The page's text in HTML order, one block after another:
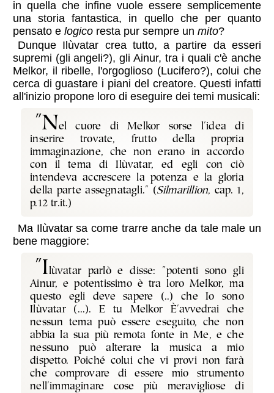
in quella che infine vuole essere semplicemente
una storia fantastica, in quello che per quanto
pensato e logicoresta pur sempre un mito?
Dunque Ilùvatar crea tutto, a partire da esseri
supremi (gli angeli?), gli Ainur, tra i quali c'è anche
Melkor, il ribelle, l'orgoglioso (Lucifero?), colui che
cerca di guastare i piani del creatore. Questi infatti
all'inizio propone loro di eseguire dei temi musicali:
"nel cuore di Melkor sorse l'idea di
inserire trovate, frutto della propria
immaginazione, che non erano in accordo
con il tema di Ilùvatar, ed egli con ciò
intendeva accrescere la potenza e la gloria
della parte assegnatagli." (Silmarillion, cap. 1,
p.12 tr.it.)
Ma Ilùvatar sa come trarre anche da tale male un
bene maggiore:
"Ilùvatar parlò e disse: "potenti sono gli
Ainur, e potentissimo è tra loro Melkor, ma
questo egli deve sapere (..) che Io sono
Ilùvatar (...). E tu Melkor È'avvedrai che
nessun tema può essere eseguito, che non
abbia la sua più remota fonte in Me, e che
nessuno può alterare la musica a mio
dispetto. Poiché colui che vi provi non farà
che comprovare di essere mio strumento
nell'immaginare cose più meravigliose di